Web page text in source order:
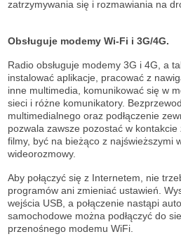
zatrzymywania się i rozmawiania na
Obsługuje modemy Wi-Fi i 3G/4G.
Radio obsługuje modemy 3G i 4G, a
instalować aplikacje, pracować z
inne multimedia, komunikować się w
sieci i różne komunikatory.
multimedialnego oraz podłączenie
pozwala zawsze pozostać w
filmy, być na bieżąco z najświeższymi
wideorozmowy.
Aby połączyć się z Internetem, nie
programów ani zmieniać ustawień.
wejścia USB, a połączenie nastąpi
samochodowe można podłączyć do
przenośnego modemu WiFi.